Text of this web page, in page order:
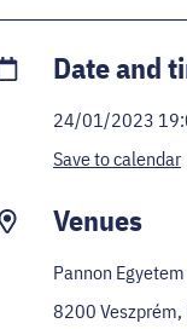
Date and
24/01/2023
Save to calendar
Venues
Pannon
8200 Veszprém,